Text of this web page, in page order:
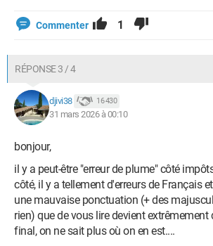
Commenter 1
RÉPONSE 3 / 4
djivi38 16 430
31 mars 2026 à 00:10
bonjour,
il y a peut-être "erreur de plume" côté
côté, il y a tellement d'erreurs de Français
une mauvaise ponctuation (+ des
rien) que de vous lire devient
final, on ne sait plus où on en est....